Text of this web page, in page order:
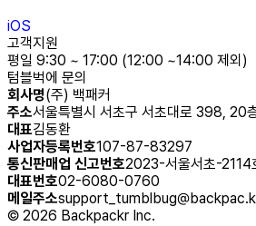
iOS
고객지원
평일 9:30 ~ 17:00 (12:00 ~14:00 제외)
텀블벅에 문의
회사명(주) 백패커
주소서울특별시 서초구 서초대로 398, 20
대표김동환
사업자등록번호107-87-83297
통신판매업 신고번호2023-서울서초-2114
대표번호02-6080-0760
메일주소
© 2026 Backpackr Inc.